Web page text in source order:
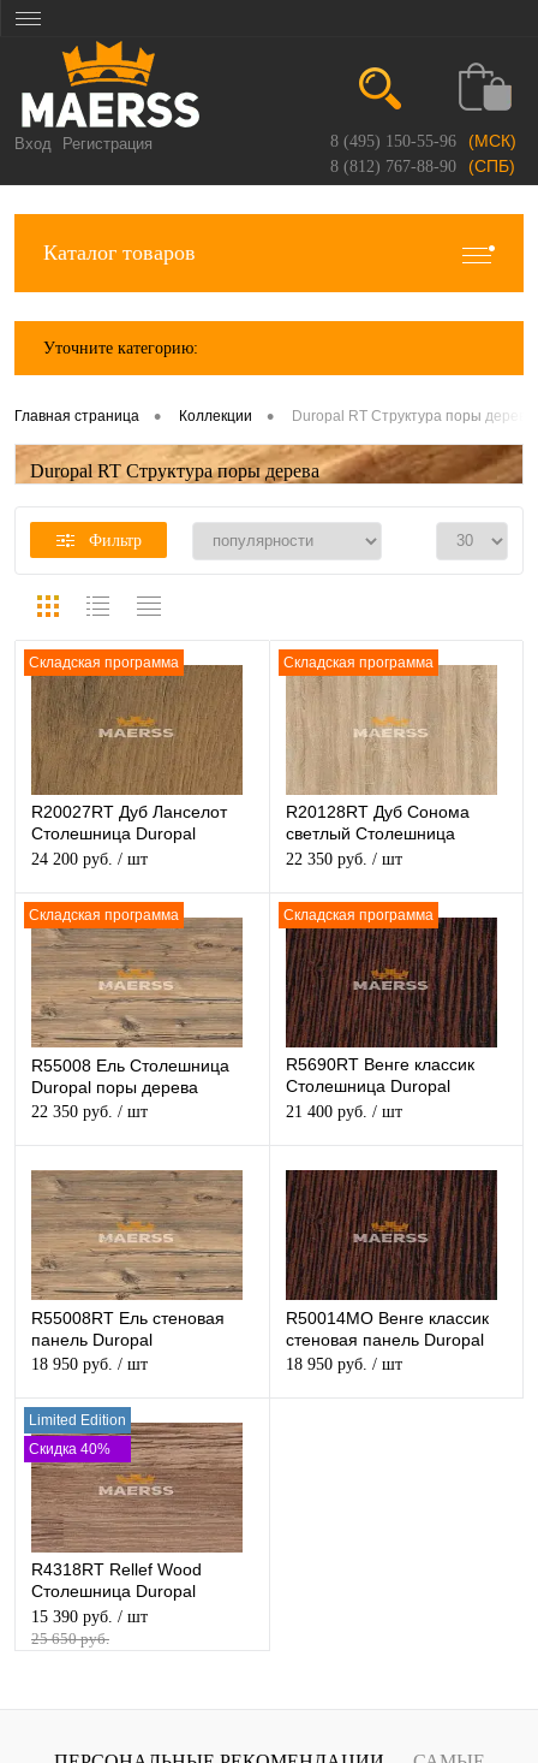
Вход Регистрация 8 (495) 150-55-96 (МСК)
8 (812) 767-88-90 (СПБ)
Каталог товаров
Уточните категорию:
Главная страница • Коллекции • Duropal RT Структура поры дерева
Duropal RT Структура поры дерева
Фильтр
Складская программа
R20027RT Дуб Ланселот
Столешница Duropal
структурная
24 200 руб. / шт
Складская программа
R20128RT Дуб Сонома
светлый Столешница
Duropal структурная
22 350 руб. / шт
Складская программа
R55008 Ель Столешница
Duropal поры дерева
22 350 руб. / шт
Складская программа
R5690RT Венге классик
Столешница Duropal
структурная
21 400 руб. / шт
R55008RT Ель стеновая
панель Duropal
18 950 руб. / шт
R50014MO Венге классик
стеновая панель Duropal
18 950 руб. / шт
Limited Edition
Скидка 40%
R4318RT Rellef Wood
Столешница Duropal
структурная
15 390 руб. / шт
25 650 руб.